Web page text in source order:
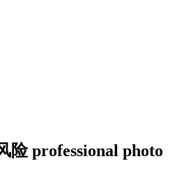
险 professional photo